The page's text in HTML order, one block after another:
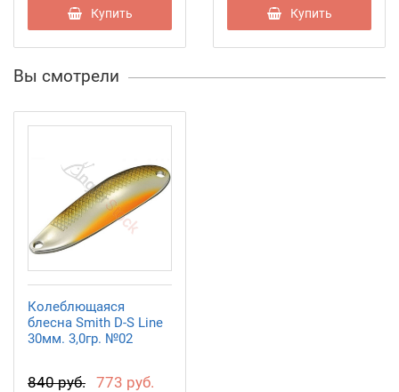
Купить Купить
Вы смотрели
Колеблющаяся
блесна Smith D-S Line
30мм. 3,0гр. №02
840 руб. 773 руб.